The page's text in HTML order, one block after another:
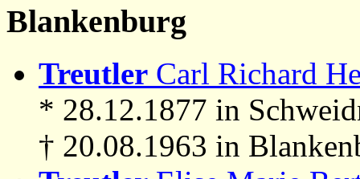
Blankenburg
Treutler Carl Richard
* 28.12.1877 in
† 20.08.1963 in